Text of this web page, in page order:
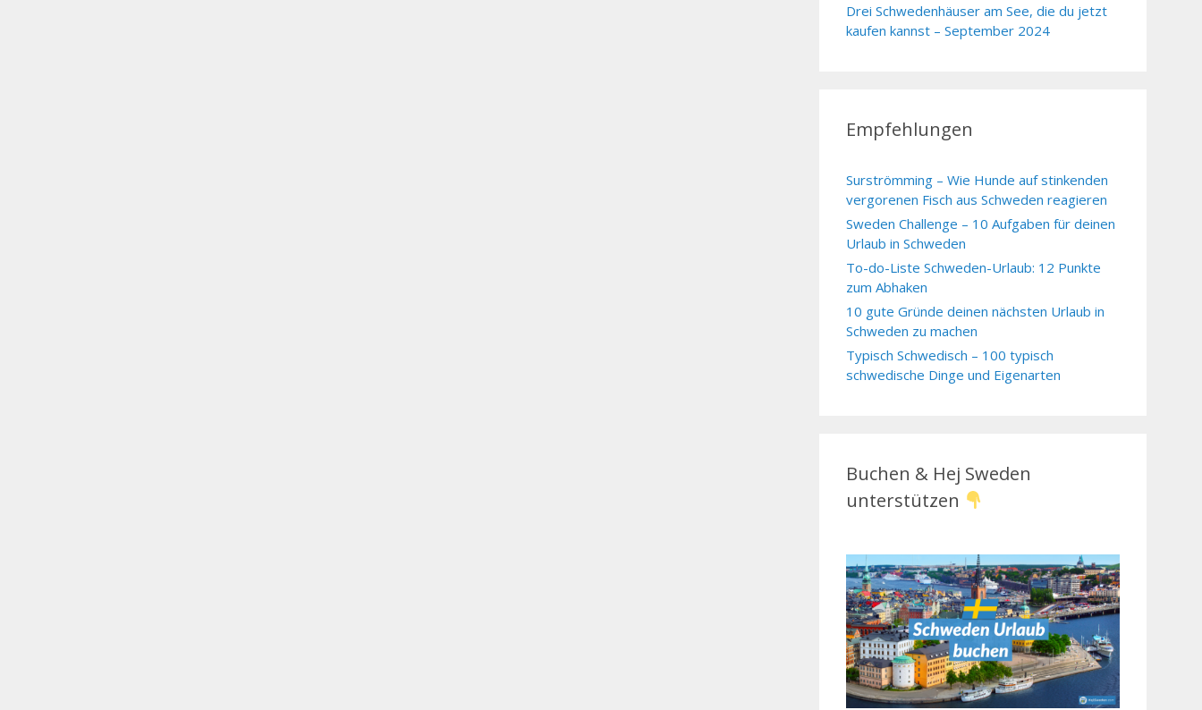
Drei Schwedenhäuser am See, die du jetzt
kaufen kannst – September 2024
Empfehlungen
Surströmming – Wie Hunde auf stinkenden
vergorenen Fisch aus Schweden reagieren
Sweden Challenge – 10 Aufgaben für deinen
Urlaub in Schweden
To-do-Liste Schweden-Urlaub: 12 Punkte
zum Abhaken
10 gute Gründe deinen nächsten Urlaub in
Schweden zu machen
Typisch Schwedisch – 100 typisch
schwedische Dinge und Eigenarten
Buchen & Hej Sweden
unterstützen